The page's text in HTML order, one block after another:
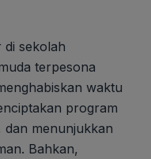
di sekolah
terpesona
waktu
program
menunjukkan
Bahkan,